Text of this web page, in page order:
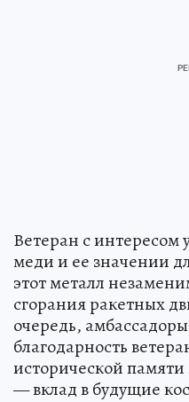
Ветеран с интересом
меди и ее значении
этот металл
сгорания ракетных
очередь,
благодарность
исторической
— вклад в будущие